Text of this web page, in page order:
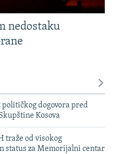
nedostaku
političkog dogovora pred
Kosova
traže od visokog
status za Memorijalni centar